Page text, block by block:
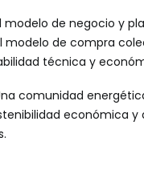
modelo de negocio y
modelo de compra
técnica y
comunidad
económica